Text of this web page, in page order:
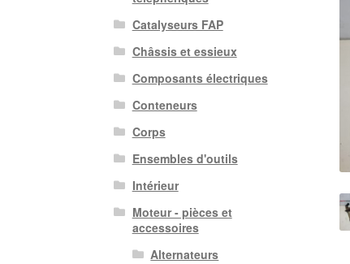
Catalyseurs FAP
Châssis et essieux
Composants électriques
Conteneurs
Corps
Ensembles d'outils
Intérieur
Moteur - pièces et
accessoires
Alternateurs